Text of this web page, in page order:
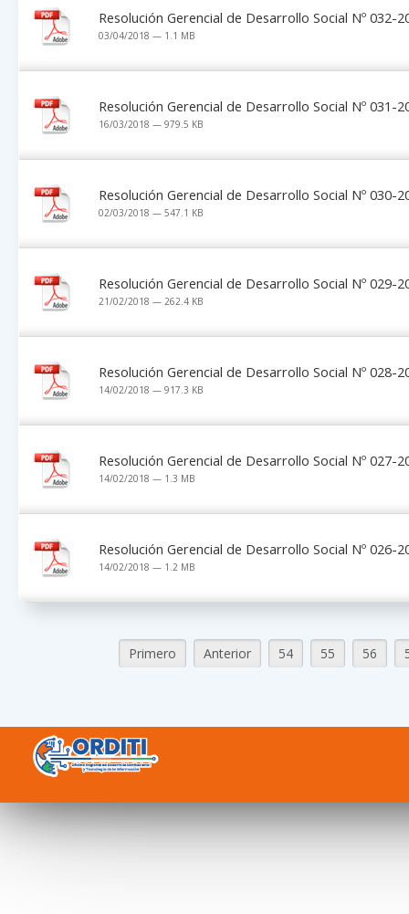
Resolución Gerencial de Desarrollo Social Nº 032-
03/04/2018 — 1.1 MB
Resolución Gerencial de Desarrollo Social Nº 031-
16/03/2018 — 979.5 KB
Resolución Gerencial de Desarrollo Social Nº 030-
02/03/2018 — 547.1 KB
Resolución Gerencial de Desarrollo Social Nº 029-
21/02/2018 — 262.4 KB
Resolución Gerencial de Desarrollo Social Nº 028-
14/02/2018 — 917.3 KB
Resolución Gerencial de Desarrollo Social Nº 027-
14/02/2018 — 1.3 MB
Resolución Gerencial de Desarrollo Social Nº 026-
14/02/2018 — 1.2 MB
Primero Anterior 54 55 56